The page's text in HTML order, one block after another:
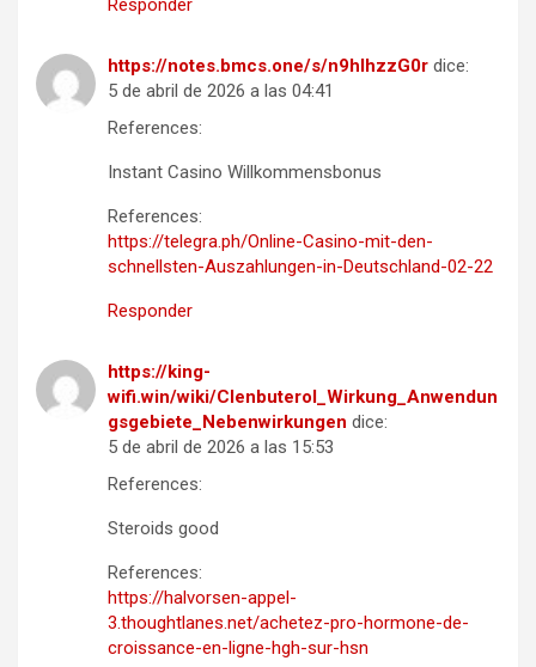
Responder
https://notes.bmcs.one/s/n9hlhzzG0r dice:
5 de abril de 2026 a las 04:41
References:
Instant Casino Willkommensbonus
References:
https://telegra.ph/Online-Casino-mit-den-
schnellsten-Auszahlungen-in-Deutschland-02-22
Responder
https://king-
wifi.win/wiki/Clenbuterol_Wirkung_Anwendun
gsgebiete_Nebenwirkungen dice:
5 de abril de 2026 a las 15:53
References:
Steroids good
References:
https://halvorsen-appel-
3.thoughtlanes.net/achetez-pro-hormone-de-
croissance-en-ligne-hgh-sur-hsn